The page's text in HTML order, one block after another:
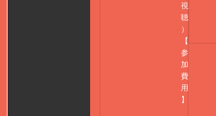
視
聴
）
【
参
加
費
用
】